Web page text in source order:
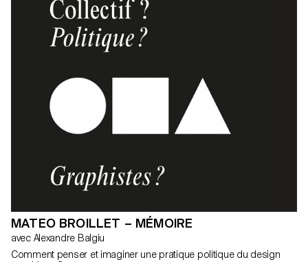
MATEO BROILLET – MÉMOIRE
avec Alexandre Balgiu
Comment penser et imaginer une pratique politique du design